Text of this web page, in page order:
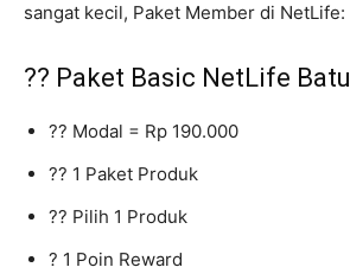
sangat kecil, Paket Member di NetLife:
?? Paket Basic NetLife Batu
?? Modal = Rp 190.000
?? 1 Paket Produk
?? Pilih 1 Produk
? 1 Poin Reward